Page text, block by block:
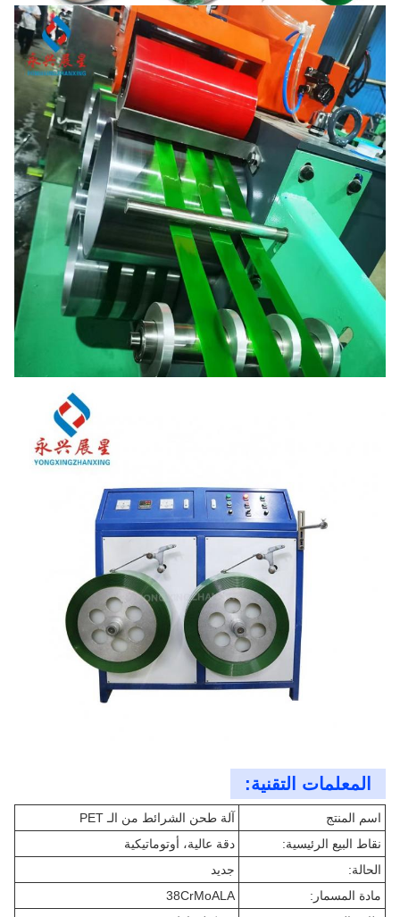
المعلمات التقنية:
اسم المنتج
آلة طحن الشرائط من الـ PET
نقاط البيع الرئيسية:
دقة عالية، أوتوماتيكية
الحالة:
جديد
مادة المسمار:
38CrMoALA